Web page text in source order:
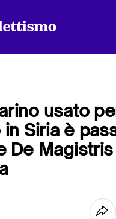
usato
Siria è
De Magistris